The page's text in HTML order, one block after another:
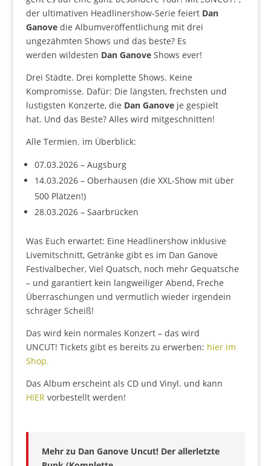
der ultimativen Headlinershow-Serie feiert Dan
Ganovedie Albumveröffentlichung mit drei
ungezähmten Shows und das beste? Es
werden wildesten Dan GanoveShows ever!
Drei Städte. Drei komplette Shows. Keine
Kompromisse. Dafür: Die längsten, frechsten und
lustigsten Konzerte, die Dan Ganoveje gespielt
hat. Und das Beste? Alles wird mitgeschnitten!
Alle Termien. im Überblick:
07.03.2026 – Augsburg
14.03.2026 – Oberhausen (die XXL-Show mit über
500 Plätzen!)
28.03.2026 – Saarbrücken​
Was Euch erwartet: Eine Headlinershow inklusive
Livemitschnitt, Getränke gibt es im Dan Ganove
Festivalbecher, Viel Quatsch, noch mehr Gequatsche
– und garantiert kein langweiliger Abend, Freche
Überraschungen und vermutlich wieder irgendein
schräger Scheiß!
Das wird kein normales Konzert – das wird
UNCUT! Tickets gibt es bereits zu erwerben: hier im
Shop.
​Das Album erscheint als CD und Vinyl. und kann
HIERvorbestellt werden!
Mehr zu Dan Ganove Uncut! Der allerletzte